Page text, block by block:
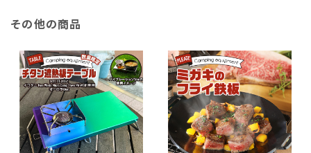
その他の商品